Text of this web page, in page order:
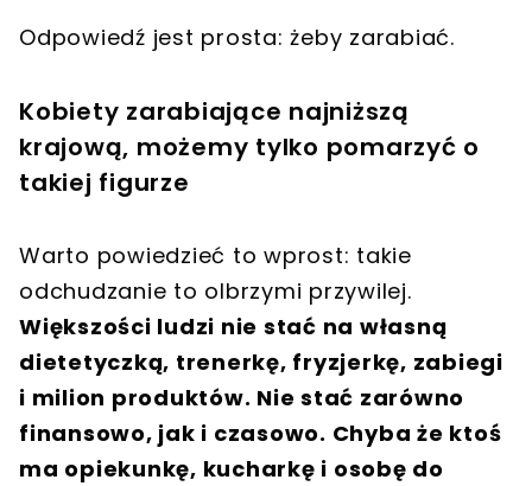
Odpowiedź jest prosta: żeby zarabiać.
Kobiety zarabiające najniższą
krajową, możemy tylko pomarzyć o
takiej figurze
Warto powiedzieć to wprost: takie
odchudzanie to olbrzymi przywilej.
Większości ludzi nie stać na własną
dietetyczką, trenerkę, fryzjerkę, zabiegi
i milion produktów. Nie stać zarówno
finansowo, jak i czasowo. Chyba że ktoś
ma opiekunkę, kucharkę i osobę do